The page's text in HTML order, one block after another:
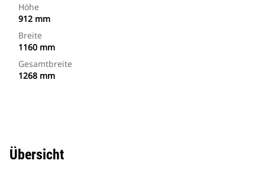
Höhe
912 mm
Breite
1160 mm
Gesamtbreite
1268 mm
Übersicht